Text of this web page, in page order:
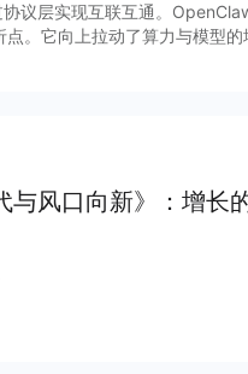
议层实现互联互通。
点。它向上拉动了算力与模型
与风口向新》：增长